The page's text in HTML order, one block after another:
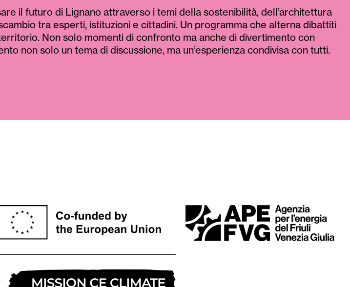
il futuro di Lignano attraverso i temi della sostenibilità, dell’architettura
tra esperti, istituzioni e cittadini. Un programma che alterna dibattiti
Non solo momenti di confronto ma anche di divertimento con
non solo un tema di discussione, ma un’esperienza condivisa con tutti.